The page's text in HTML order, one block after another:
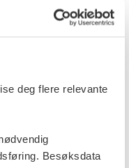
deg flere relevante
Besøksdata
min profili